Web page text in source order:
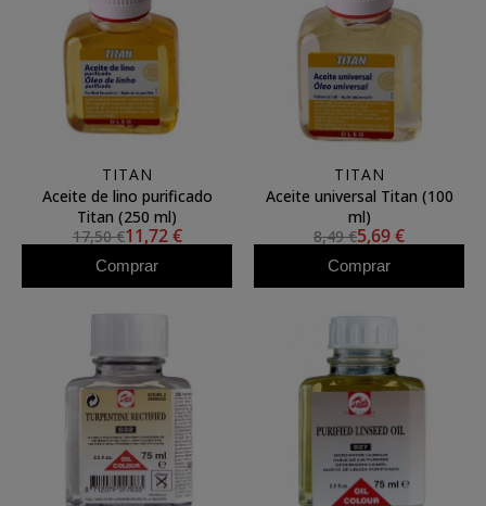
TITAN
Aceite de lino purificado
Titan (250 ml)
17,50 €11,72 €
Comprar
TITAN
Aceite universal Titan (100
ml)
8,49 €5,69 €
Comprar